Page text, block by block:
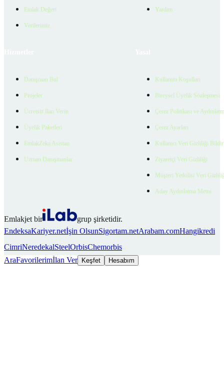
Emlak Değeri
Verilerimiz
Yardım
Danışman Bul
Projeler
Ücretsiz İlan Verin
Üyelik Paketleri
EmlakZeka Asistan
Uzman Danışmanlar
Kullanım Koşulları
Bireysel Üyelik Sözleşmesi
Çerez Politikası ve
Çerez Ayarları
Kullanıcı Veri Gizliliği
Ziyaretçi Veri Gizliliği
Müşteri Yetkilisi Veri
Aday Aydınlatma Metni
Emlakjet bir
grup şirketidir.
EndeksaKariyer.netİşin OlsunSigortam.netArabam.comHangikredi
CimriNeredekalSteelOrbisChemorbis
AraFavorilerimİlan Ver Keşfet Hesabım